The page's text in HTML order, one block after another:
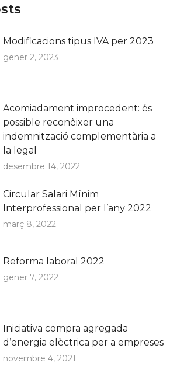
Modificacions tipus IVA per 2023
gener 2, 2023
Acomiadament improcedent: és
possible reconèixer una
indemnització complementària a
la legal
desembre 14, 2022
Circular Salari Mínim
Interprofessional per l’any 2022
març 8, 2022
Reforma laboral 2022
gener 7, 2022
Iniciativa compra agregada
d’energia elèctrica per a empreses
novembre 4, 2021